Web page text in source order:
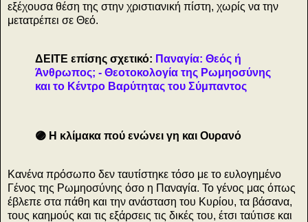
εξέχουσα θέση της στην χριστιανική πίστη, χωρίς να την
μετατρέπει σε Θεό.
ΔΕΙΤΕ επίσης σχετικό: Παναγία: Θεός ή
Άνθρωπος; - Θεοτοκολογία της Ρωμηοσύνης
και το Κέντρο Βαρύτητας του Σύμπαντος
🟣 Η κλίμακα πού ενώνει γη και Ουρανό
Κανένα πρόσωπο δεν ταυτίστηκε τόσο με το ευλογημένο
Γένος της Ρωμηοσύνης όσο η Παναγία. Το γένος μας όπως
έβλεπε στα πάθη και την ανάσταση του Κυρίου, τα βάσανα,
τους καημούς και τις εξάρσεις τις δικές του, έτσι ταύτισε και